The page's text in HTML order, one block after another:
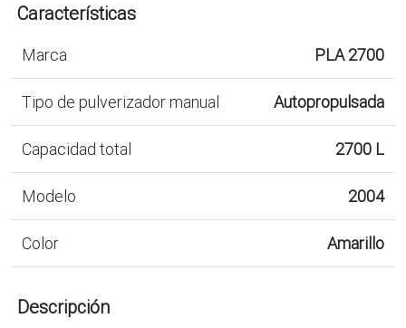
Características
Marca PLA 2700
Tipo de pulverizador manual Autopropulsada
Capacidad total 2700 L
Modelo 2004
Color Amarillo
Descripción